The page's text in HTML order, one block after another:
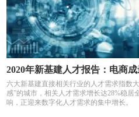
2020年新基建人才报告：电商
六大新基建直接相关行业的人才需求指数
感”的城市，相关人才需求增长达28%稳居
响，正迎来数字化人才需求的集中增长。